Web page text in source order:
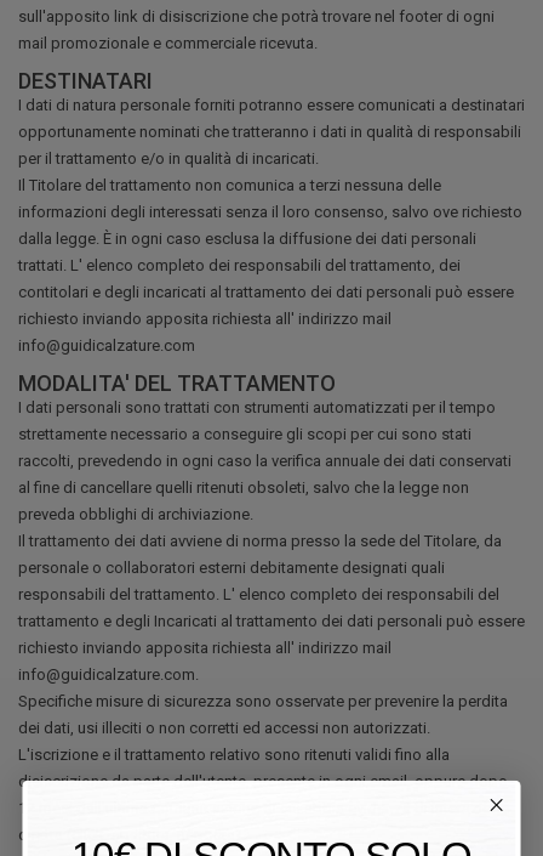
sull'apposito link di disiscrizione che potrà trovare nel footer di ogni
mail promozionale e commerciale ricevuta.
DESTINATARI
I dati di natura personale forniti potranno essere comunicati a destinatari
opportunamente nominati che tratteranno i dati in qualità di responsabili
per il trattamento e/o in qualità di incaricati.
Il Titolare del trattamento non comunica a terzi nessuna delle
informazioni degli interessati senza il loro consenso, salvo ove richiesto
dalla legge. È in ogni caso esclusa la diffusione dei dati personali
trattati. L' elenco completo dei responsabili del trattamento, dei
contitolari e degli incaricati al trattamento dei dati personali può essere
richiesto inviando apposita richiesta all' indirizzo mail
info@guidicalzature.com
MODALITA' DEL TRATTAMENTO
I dati personali sono trattati con strumenti automatizzati per il tempo
strettamente necessario a conseguire gli scopi per cui sono stati
raccolti, prevedendo in ogni caso la verifica annuale dei dati conservati
al fine di cancellare quelli ritenuti obsoleti, salvo che la legge non
preveda obblighi di archiviazione.
Il trattamento dei dati avviene di norma presso la sede del Titolare, da
personale o collaboratori esterni debitamente designati quali
responsabili del trattamento. L' elenco completo dei responsabili del
trattamento e degli Incaricati al trattamento dei dati personali può essere
richiesto inviando apposita richiesta all' indirizzo mail
info@guidicalzature.com.
Specifiche misure di sicurezza sono osservate per prevenire la perdita
dei dati, usi illeciti o non corretti ed accessi non autorizzati.
L'iscrizione e il trattamento relativo sono ritenuti validi fino alla
disiscrizione da parte dell'utente, presente in ogni email, oppure dopo
12 mesi dall'ultima comunicazione di cui abbia evidenza di interazione
diretta (click, apertura, risposta).